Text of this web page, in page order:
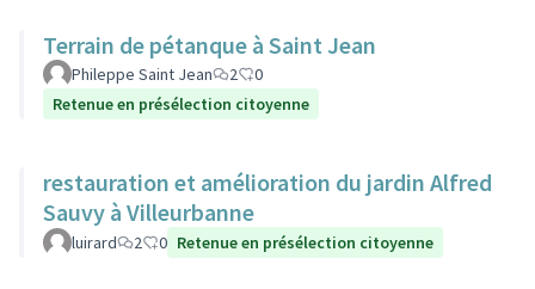
Terrain de pétanque à Saint Jean
Phileppe Saint Jean 2
0
Retenue en présélection citoyenne
restauration et amélioration du jardin Alfred
Sauvy à Villeurbanne
luirard 2 0 Retenue en présélection citoyenne